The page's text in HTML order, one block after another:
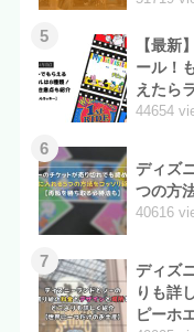
5
【最新
ール！
えたら
44654
6
ディズ
つの方
40616
7
ディズ
りも詳
ピーホ